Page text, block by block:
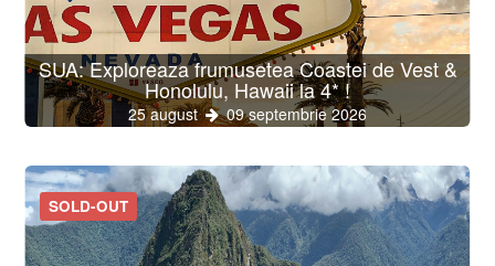
SUA: Exploreaza frumusetea Coastei de Vest &
Honolulu, Hawaii la 4* !
25 august 09 septembrie 2026
SOLD-OUT